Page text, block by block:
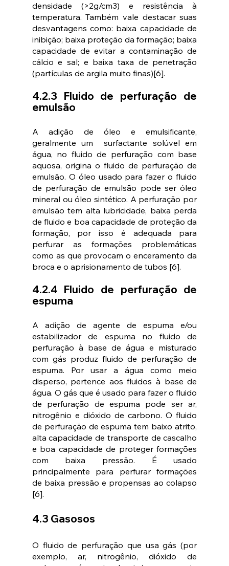
densidade (>2g/cm3) e resistência à
temperatura. Também vale destacar suas
desvantagens como: baixa capacidade de
inibição; baixa proteção da formação; baixa
capacidade de evitar a contaminação de
cálcio e sal; e baixa taxa de penetração
(partículas de argila muito finas)[6].
4.2.3 Fluido de perfuração de
emulsão
A adição de óleo e emulsificante,
geralmente um  surfactante solúvel em
água, no fluido de perfuração com base
aquosa, origina o fluido de perfuração de
emulsão. O óleo usado para fazer o fluido
de perfuração de emulsão pode ser óleo
mineral ou óleo sintético. A perfuração por
emulsão tem alta lubricidade, baixa perda
de fluido e boa capacidade de proteção da
formação, por isso é adequada para
perfurar as formações problemáticas
como as que provocam o enceramento da
broca e o aprisionamento de tubos [6].
4.2.4 Fluido de perfuração de
espuma
A adição de agente de espuma e/ou
estabilizador de espuma no fluido de
perfuração à base de água e misturado
com gás produz fluido de perfuração de
espuma. Por usar a água como meio
disperso, pertence aos fluidos à base de
água. O gás que é usado para fazer o fluido
de perfuração de espuma pode ser ar,
nitrogênio e dióxido de carbono. O fluido
de perfuração de espuma tem baixo atrito,
alta capacidade de transporte de cascalho
e boa capacidade de proteger formações
com baixa pressão. É usado
principalmente para perfurar formações
de baixa pressão e propensas ao colapso
[6].
4.3 Gasosos
O fluido de perfuração que usa gás (por
exemplo, ar, nitrogênio, dióxido de